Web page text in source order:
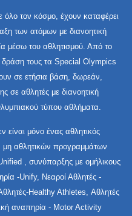
τον κόσμο, έχουν καταφέρει
των ατόμων με διανοητική
μέσω του αθλητισμού. Από το
δράση τους τα Special Olympics
σε ετήσια βάση, δωρεάν,
σε αθλητές με διανοητική
τύπου αθλήματα.
μόνο ένας αθλητικός
αθλητικών προγραμμάτων
, συνύπαρξης με ομήλικους
-Unify, Νεαροί Αθλητές -
Αθλητές-Healthy Athletes, Αθλητές
αναπηρία - Motor Activity